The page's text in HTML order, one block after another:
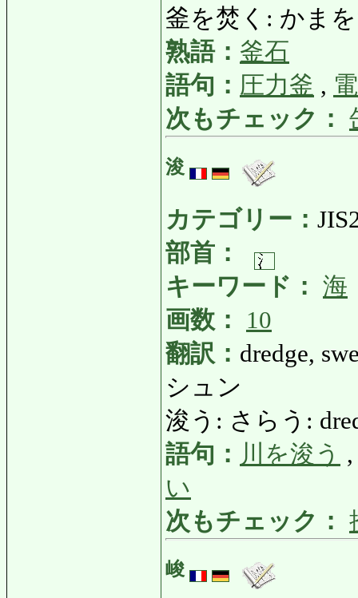
釜を焚く: かま
熟語： 釜石
語句： 圧力釜 ,
次もチェック：
浚
カテゴリー：
部首：
キーワード： 海
画数：
10
翻訳： dredge,
シュン
浚う: さらう:
語句： 川を浚う
い
次もチェック：
峻